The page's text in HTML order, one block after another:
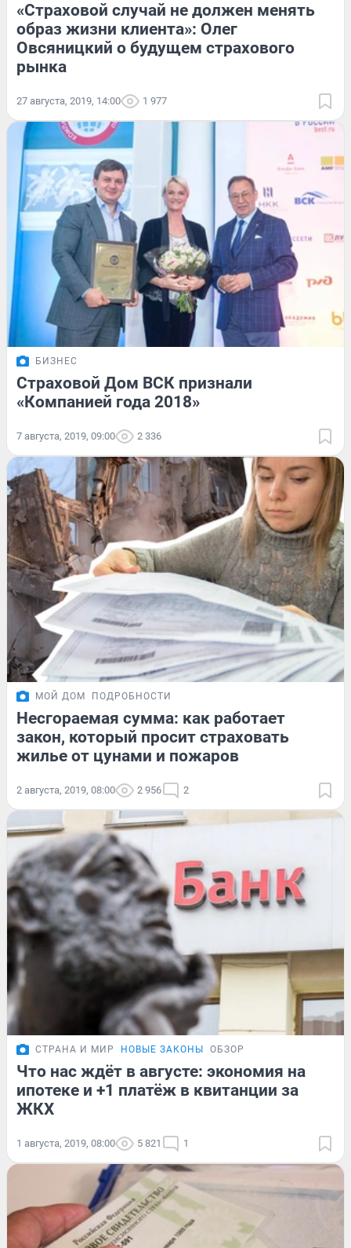
«Страховой случай не должен менять
образ жизни клиента»: Олег
Овсяницкий о будущем страхового
рынка
27 августа, 2019, 14:00 1 977
БИЗНЕС
Страховой Дом ВСК признали
«Компанией года 2018»
7 августа, 2019, 09:00 2 336
МОЙ ДОМ ПОДРОБНОСТИ
Несгораемая сумма: как работает
закон, который просит страховать
жилье от цунами и пожаров
2 августа, 2019, 08:00 2 956 2
СТРАНА И МИР НОВЫЕ ЗАКОНЫ ОБЗОР
Что нас ждёт в августе: экономия на
ипотеке и +1 платёж в квитанции за
ЖКХ
1 августа, 2019, 08:00 5 821 1